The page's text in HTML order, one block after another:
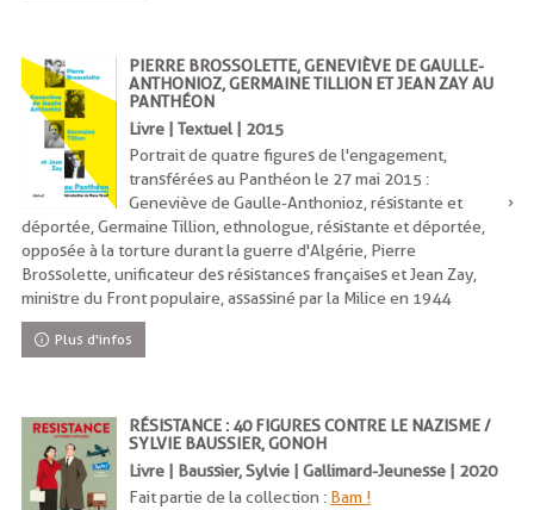
PIERRE BROSSOLETTE, GENEVIÈVE DE GAULLE-
ANTHONIOZ, GERMAINE TILLION ET JEAN ZAY AU
PANTHÉON
Livre | Textuel | 2015
Portrait de quatre figures de l'engagement,
transférées au Panthéon le 27 mai 2015 :
Geneviève de Gaulle-Anthonioz, résistante et
déportée, Germaine Tillion, ethnologue, résistante et déportée,
opposée à la torture durant la guerre d'Algérie, Pierre
Brossolette, unificateur des résistances françaises et Jean Zay,
ministre du Front populaire, assassiné par la Milice en 1944
Plus d'infos
RÉSISTANCE : 40 FIGURES CONTRE LE NAZISME /
SYLVIE BAUSSIER, GONOH
Livre | Baussier, Sylvie | Gallimard-Jeunesse | 2020
Fait partie de la collection : Bam !